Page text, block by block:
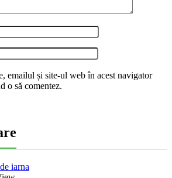
emailul și site-ul web în acest navigator
o să comentez.